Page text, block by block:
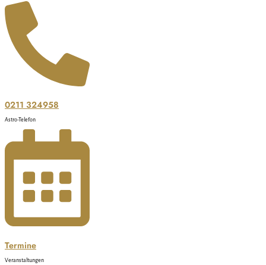
0211 324958
Astro-Telefon
Termine
Veranstaltungen